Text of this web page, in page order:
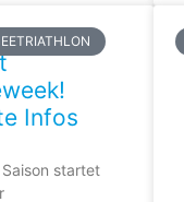
Infos
startet